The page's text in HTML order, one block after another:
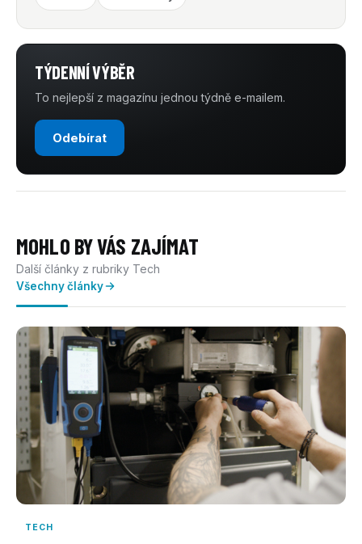
TÝDENNÍ VÝBĚR
To nejlepší z magazínu jednou týdně e-mailem.
Odebírat
MOHLO BY VÁS ZAJÍMAT
Další články z rubriky Tech
Všechny články
TECH